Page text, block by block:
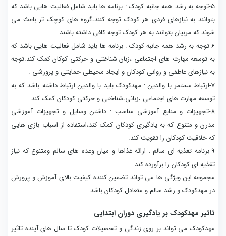
5-توجه به رشد همه جانبه کودک : برنامه ها باید شامل فعالیت هایی باشد که
بتوانند به نیازهای فردی هر کودک توجه کنند،گروه های کوچک تر باعث می
شوند که مربیان بتوانند به هر کودک توجه کافی داشته باشند.
6-توجه به رشد همه جانبه کودک : برنامه ها باید شامل فعالیت هایی باشد که
به توسعه مهارت های اجتماعی ،زبان شناختی و حرکتی کوکان کمک کند.توجه
به نیازهای عاطفی و روانی کودکان و ایجاد محیطی حمایتی و پرورشی .
7-ارتباط مستمر با والدین : مهدکودک باید با والدین ارتباط داشته باشد که به
توسعه مهارت های اجتماعی ،زبانی،شناختی و حرکتی کودکان کمک کند
8-تجهیزات و منابع آموزشی مناسب : داشتن وسایل و تجهیزات آموزشی
مدرن و متنوع که به یادگیری کودکان کمک کند،استفاده از اسباب بازی هایی
که خلاقیت کودکان را تقویت کند.
9-برنامه تغذیه ای سالم : ارائه غذاها و میان وعده های سالم ومتنوع که نیاز
تغذیه ای کودکان را برآورده کند.
مجموعه این ویژگی ها می تواند تضمین کننده کیفیت بالای آموزش و پرورش
در مهدکودک و رشد سالم و متعادل کودکان باشد.
تاثیر مهدکودک بر یادگیری دوران ابتدایی
مهدکودک می تواند بر روی زندگی و تحصیلات کودک تا سال های آینده تاثیر